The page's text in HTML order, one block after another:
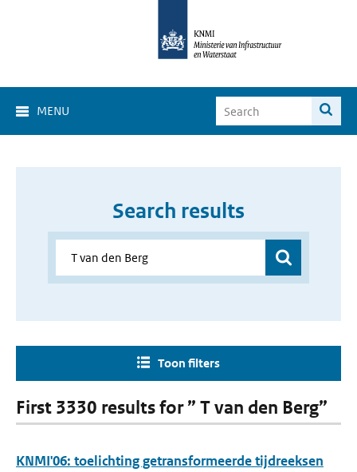
MENU
Search results
Toon filters
First 3330 results for ” T van den Berg”
KNMI'06: toelichting getransformeerde tijdreeksen